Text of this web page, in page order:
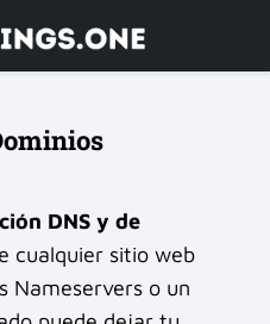
DNS y de
cualquier sitio web
Nameservers o un